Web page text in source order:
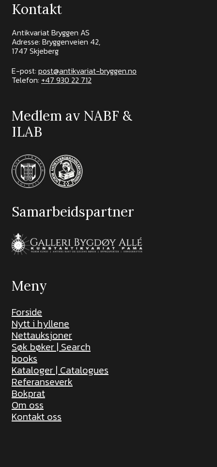
Kontakt
Antikvariat Bryggen AS
Adresse: Bryggenveien 42,
1747 Skjeberg
E-post: post@antikvariat-bryggen.no
Telefon: +47 930 22 712
Medlem av NABF &
ILAB
Samarbeidspartner
Meny
Forside
Nytt i hyllene
Nettauksjoner
Søk bøker | Search
books
Kataloger | Catalogues
Referanseverk
Bokprat
Om oss
Kontakt oss